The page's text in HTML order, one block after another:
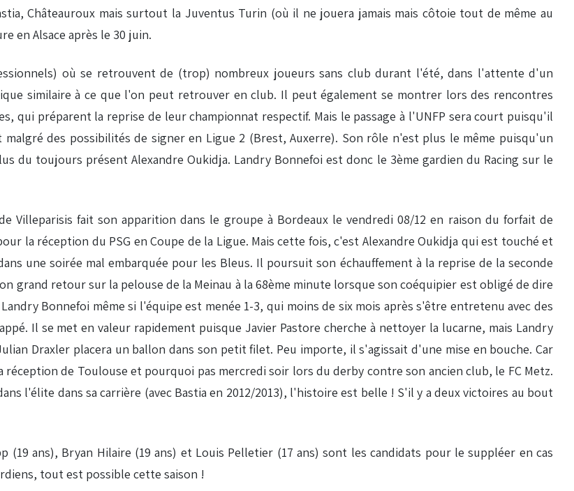
Châteauroux mais surtout la Juventus Turin (où il ne jouera jamais mais côtoie tout de même au
en Alsace après le 30 juin.
où se retrouvent de (trop) nombreux joueurs sans club durant l'été, dans l'attente d'un
similaire à ce que l'on peut retrouver en club. Il peut également se montrer lors des rencontres
qui préparent la reprise de leur championnat respectif. Mais le passage à l'UNFP sera court puisqu'il
des possibilités de signer en Ligue 2 (Brest, Auxerre). Son rôle n'est plus le même puisqu'un
du toujours présent Alexandre Oukidja. Landry Bonnefoi est donc le 3ème gardien du Racing sur le
Villeparisis fait son apparition dans le groupe à Bordeaux le vendredi 08/12 en raison du forfait de
la réception du PSG en Coupe de la Ligue. Mais cette fois, c'est Alexandre Oukidja qui est touché et
une soirée mal embarquée pour les Bleus. Il poursuit son échauffement à la reprise de la seconde
grand retour sur la pelouse de la Meinau à la 68ème minute lorsque son coéquipier est obligé de dire
Bonnefoi même si l'équipe est menée 1-3, qui moins de six mois après s'être entretenu avec des
Il se met en valeur rapidement puisque Javier Pastore cherche à nettoyer la lucarne, mais Landry
Draxler placera un ballon dans son petit filet. Peu importe, il s'agissait d'une mise en bouche. Car
de Toulouse et pourquoi pas mercredi soir lors du derby contre son ancien club, le FC Metz.
l'élite dans sa carrière (avec Bastia en 2012/2013), l'histoire est belle ! S'il y a deux victoires au bout
(19 ans), Bryan Hilaire (19 ans) et Louis Pelletier (17 ans) sont les candidats pour le suppléer en cas
tout est possible cette saison !